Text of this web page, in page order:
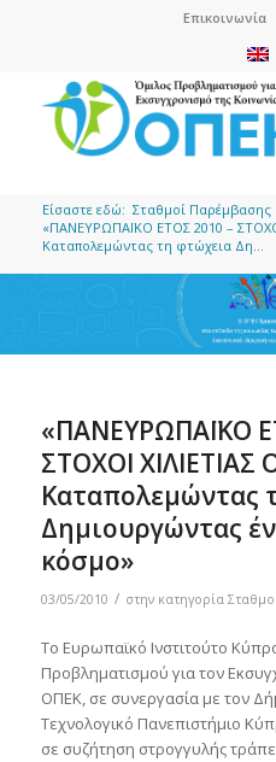
Επικοινωνία
Είσαστε εδώ: Σταθμοί Παρέμβασης
«ΠΑΝΕΥΡΩΠΑΪΚΟ ΕΤΟΣ 2010 –
Καταπολεμώντας τη φτώχεια Δη...
«ΠΑΝΕΥΡΩΠΑΪΚΟ
ΣΤΟΧΟΙ ΧΙΛΙΕΤΙΑΣ
Καταπολεμώντας
Δημιουργώντας
κόσμο»
03/05/2010 / στην κατηγορία
Το Ευρωπαϊκό Ινστιτούτο
Προβληματισμού για τον
ΟΠΕΚ, σε συνεργασία με τον
Τεχνολογικό Πανεπιστήμιο
σε συζήτηση στρογγυλής